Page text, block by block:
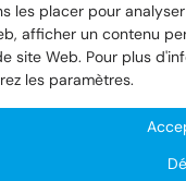
7 1.4305 16m6X32
les placer pour
afficher un contenu
site Web. Pour plus
les paramètres.